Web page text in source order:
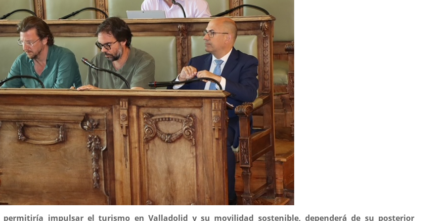
impulsar el turismo en Valladolid y su movilidad sostenible, dependerá de su posterior